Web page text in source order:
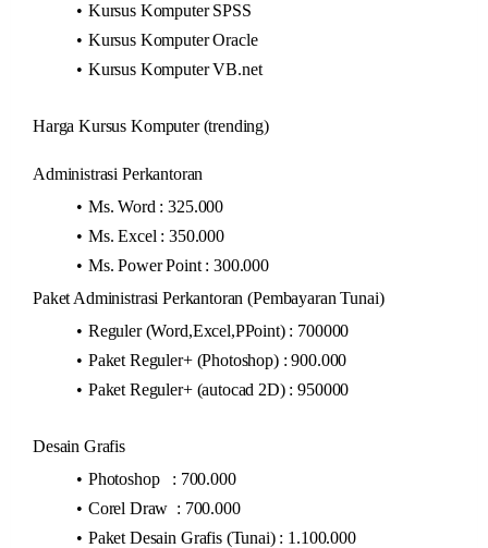
Kursus Komputer SPSS
Kursus Komputer Oracle
Kursus Komputer VB.net
Harga Kursus Komputer (trending)
Administrasi Perkantoran
Ms. Word : 325.000
Ms. Excel : 350.000
Ms. Power Point : 300.000
Paket Administrasi Perkantoran (Pembayaran Tunai)
Reguler (Word,Excel,PPoint) : 700000
Paket Reguler+ (Photoshop) : 900.000
Paket Reguler+ (autocad 2D) : 950000
Desain Grafis
Photoshop : 700.000
Corel Draw : 700.000
Paket Desain Grafis (Tunai) : 1.100.000